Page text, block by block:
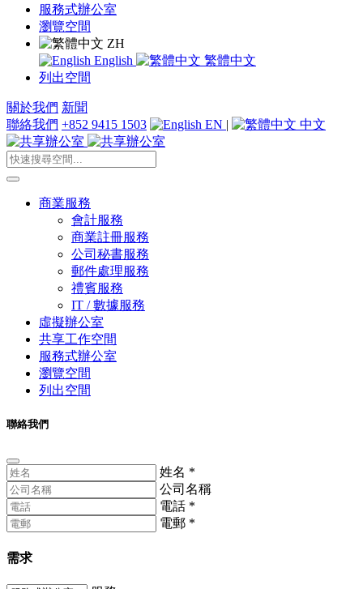
服務式辦公室
瀏覽空間
ZH
English
繁體中文
列出空間
關於我們 新聞
聯絡我們 +852 9415 1503 EN | 中文
商業服務
會計服務
商業註冊服務
公司秘書服務
郵件處理服務
禮賓服務
IT / 數據服務
虛擬辦公室
共享工作空間
服務式辦公室
瀏覽空間
列出空間
聯絡我們
姓名 *
公司名稱
電話 *
電郵 *
需求